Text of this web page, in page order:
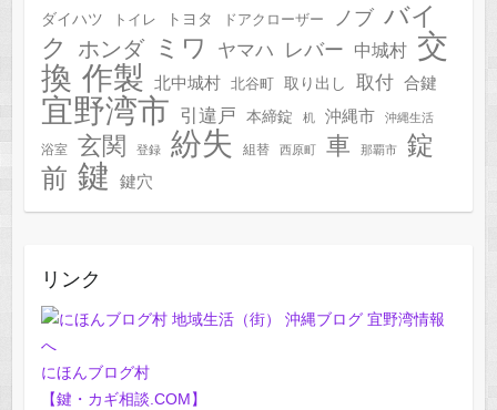
ダイハツ
トイレ トヨタ ドアクローザー ノブ バイ
ク
ホンダ ミワ ヤマハ レバー 中城村 交
換 作製 北中城村 北谷町 取り出し 取付 合鍵
宜野湾市 引違戸 本締錠 机 沖縄市 沖縄生活
浴室 玄関 登録 紛失 組替 西原町 車 那覇市
錠
前 鍵 鍵穴
リンク
にほんブログ村
【鍵・カギ相談.COM】